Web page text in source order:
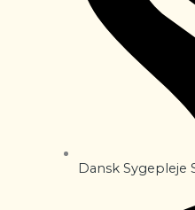
Dansk Sygepleje